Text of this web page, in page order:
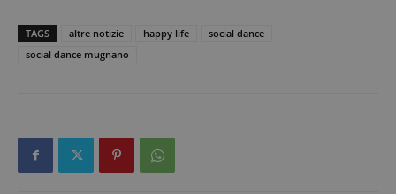
TAGS altre notizie happy life
social dance
social dance mugnano